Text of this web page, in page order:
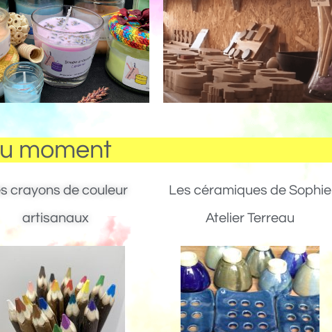
moment
crayons de couleur
artisanaux
Les céramiques de Sophie
Atelier Terreau